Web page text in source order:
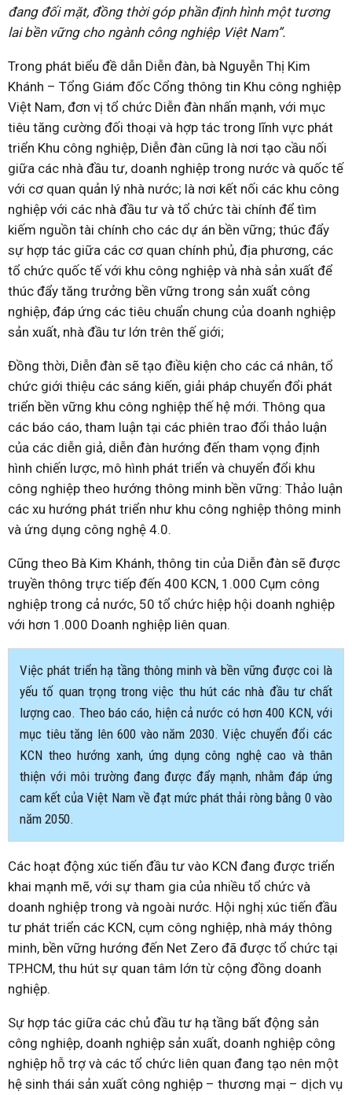
đang đối mặt, đồng thời góp phần định hình một tương
lai bền vững cho ngành công nghiệp Việt Nam”.
Trong phát biểu đề dẫn Diễn đàn, bà Nguyễn Thị Kim
Khánh – Tổng Giám đốc Cổng thông tin Khu công nghiệp
Việt Nam, đơn vị tổ chức Diễn đàn nhấn mạnh, với mục
tiêu tăng cường đối thoại và hợp tác trong lĩnh vực phát
triển Khu công nghiệp, Diễn đàn cũng là nơi tạo cầu nối
giữa các nhà đầu tư, doanh nghiệp trong nước và quốc tế
với cơ quan quản lý nhà nước; là nơi kết nối các khu công
nghiệp với các nhà đầu tư và tổ chức tài chính để tìm
kiếm nguồn tài chính cho các dự án bền vững; thúc đẩy
sự hợp tác giữa các cơ quan chính phủ, địa phương, các
tổ chức quốc tế với khu công nghiệp và nhà sản xuất để
thúc đẩy tăng trưởng bền vững trong sản xuất công
nghiệp, đáp ứng các tiêu chuẩn chung của doanh nghiệp
sản xuất, nhà đầu tư lớn trên thế giới;
Đồng thời, Diễn đàn sẽ tạo điều kiện cho các cá nhân, tổ
chức giới thiệu các sáng kiến, giải pháp chuyển đổi phát
triển bền vững khu công nghiệp thế hệ mới. Thông qua
các báo cáo, tham luận tại các phiên trao đổi thảo luận
của các diễn giả, diễn đàn hướng đến tham vọng định
hình chiến lược, mô hình phát triển và chuyển đổi khu
công nghiệp theo hướng thông minh bền vững: Thảo luận
các xu hướng phát triển như khu công nghiệp thông minh
và ứng dụng công nghệ 4.0.
Cũng theo Bà Kim Khánh, thông tin của Diễn đàn sẽ được
truyền thông trực tiếp đến 400 KCN, 1.000 Cụm công
nghiệp trong cả nước, 50 tổ chức hiệp hội doanh nghiệp
với hơn 1.000 Doanh nghiệp liên quan.
Việc phát triển hạ tầng thông minh và bền vững được coi là
yếu tố quan trọng trong việc thu hút các nhà đầu tư chất
lượng cao. Theo báo cáo, hiện cả nước có hơn 400 KCN, với
mục tiêu tăng lên 600 vào năm 2030. Việc chuyển đổi các
KCN theo hướng xanh, ứng dụng công nghệ cao và thân
thiện với môi trường đang được đẩy mạnh, nhằm đáp ứng
cam kết của Việt Nam về đạt mức phát thải ròng bằng 0 vào
năm 2050.
Các hoạt động xúc tiến đầu tư vào KCN đang được triển
khai mạnh mẽ, với sự tham gia của nhiều tổ chức và
doanh nghiệp trong và ngoài nước. Hội nghị xúc tiến đầu
tư phát triển các KCN, cụm công nghiệp, nhà máy thông
minh, bền vững hướng đến Net Zero đã được tổ chức tại
TP.HCM, thu hút sự quan tâm lớn từ cộng đồng doanh
nghiệp.
Sự hợp tác giữa các chủ đầu tư hạ tầng bất động sản
công nghiệp, doanh nghiệp sản xuất, doanh nghiệp công
nghiệp hỗ trợ và các tổ chức liên quan đang tạo nên một
hệ sinh thái sản xuất công nghiệp – thương mại – dịch vụ